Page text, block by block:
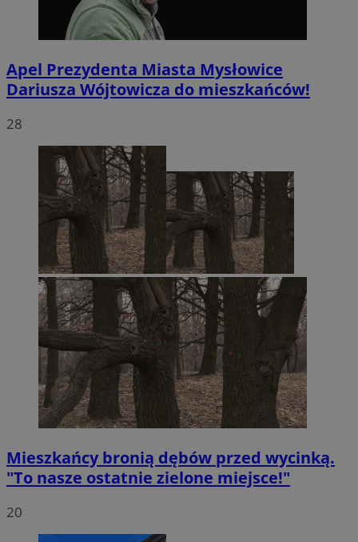
Apel Prezydenta Miasta Mysłowice
Dariusza Wójtowicza do mieszkańców!
28
Mieszkańcy bronią dębów przed wycinką.
"To nasze ostatnie zielone miejsce!"
20